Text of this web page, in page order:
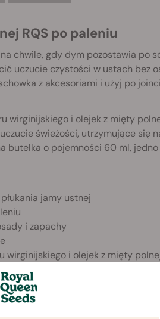
RQS po paleniu
chwile, gdy dym pozostawia po
uczucie czystości w ustach bez
z akcesoriami i użyj po
wirginijskiego i olejek z mięty
świeżości, utrzymujące się
butelka o pojemności 60 ml, jedno
jamy ustnej
i zapachy
wirginijskiego i olejek z mięty
60 ml